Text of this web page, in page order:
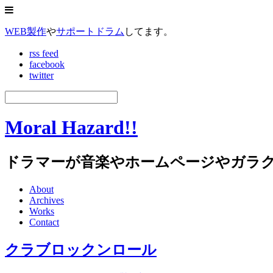
WEB製作やサポートドラム してます。
rss feed
facebook
twitter
Moral Hazard!!
ドラマーが音楽やホームページやガラ
About
Archives
Works
Contact
クラブロックンロール